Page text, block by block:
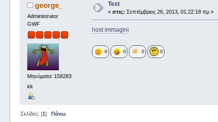
george_
Administrator
GWF
Μηνύματα: 158283
kk
Test
« στις: Σεπτέμβριος 26, 2013, 01:22:18 πμ »
host immagini
0 0 0 0
Σελίδες: [1 ] Πάνω